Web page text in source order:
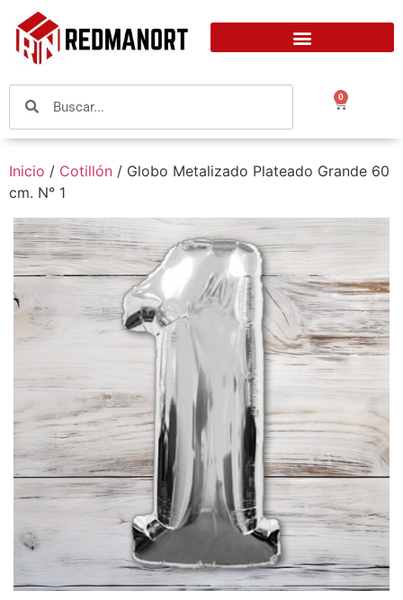
0
Inicio / Cotillón / Globo Metalizado Plateado Grande 60
cm. N° 1